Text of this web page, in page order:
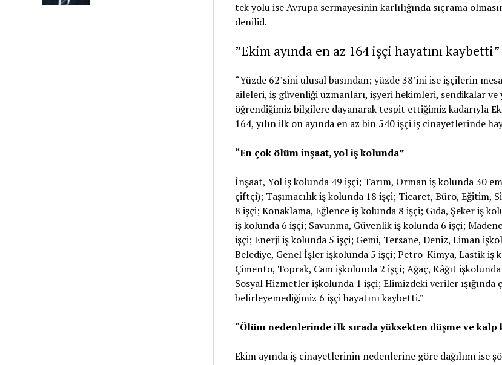
tek yolu ise Avrupa sermayesinin karlılığında sıçrama
denilid.
”Ekim ayında en az 164 işçi hayatını kaybetti”
“Yüzde 62’sini ulusal basından; yüzde 38’ini ise işçilerin
aileleri, iş güvenliği uzmanları, işyeri hekimleri, sendikalar ve
öğrendiğimiz bilgilere dayanarak tespit ettiğimiz kadarıyla
164, yılın ilk on ayında en az bin 540 işçi iş cinayetlerinde
“En çok ölüm inşaat, yol iş kolunda”
İnşaat, Yol iş kolunda 49 işçi; Tarım, Orman iş kolunda 30
çiftçi); Taşımacılık iş kolunda 18 işçi; Ticaret, Büro, Eğitim,
8 işçi; Konaklama, Eğlence iş kolunda 8 işçi; Gıda, Şeker iş
iş kolunda 6 işçi; Savunma, Güvenlik iş kolunda 6 işçi;
işçi; Enerji iş kolunda 5 işçi; Gemi, Tersane, Deniz, Liman
Belediye, Genel İşler işkolunda 5 işçi; Petro-Kimya, Lastik iş
Çimento, Toprak, Cam işkolunda 2 işçi; Ağaç, Kâğıt işkolunda
Sosyal Hizmetler işkolunda 1 işçi; Elimizdeki veriler ışığında
belirleyemediğimiz 6 işçi hayatını kaybetti.”
“Ölüm nedenlerinde ilk sırada yüksekten düşme ve kalp
Ekim ayında iş cinayetlerinin nedenlerine göre dağılımı ise